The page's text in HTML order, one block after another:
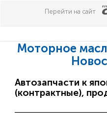
Перейти на сайт
Моторное
Автозапчасти к
(контрактные),